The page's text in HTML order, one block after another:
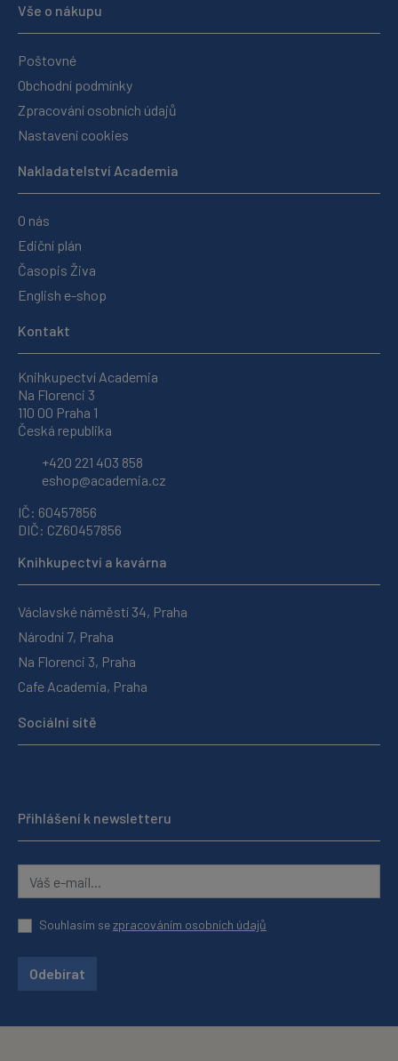
Vše o nákupu
Poštovné
Obchodní podmínky
Zpracování osobních údajů
Nastavení cookies
Nakladatelství Academia
O nás
Ediční plán
Časopis Živa
English e-shop
Kontakt
Knihkupectví Academia
Na Florenci 3
110 00 Praha 1
Česká republika
+420 221 403 858
eshop@academia.cz
IČ: 60457856
DIČ: CZ60457856
Knihkupectví a kavárna
Václavské náměstí 34, Praha
Národní 7, Praha
Na Florenci 3, Praha
Cafe Academia, Praha
Sociální sítě
Přihlášení k newsletteru
Souhlasím sezpracováním osobních údajů
Odebírat